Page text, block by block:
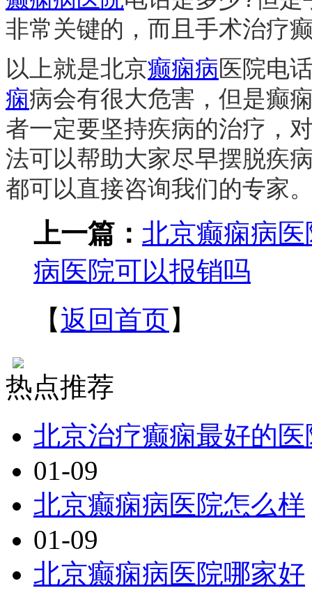
非常关键的，而且手术治疗
以上就是北京癫痫病 医院电
痫病会有很大危害，但是癫
者一定要坚持疾病的治疗，
法可以帮助大家尽早摆脱疾
都可以直接咨询我们的专家
上一篇： 北京癫痫病
病医院可以报销吗
【返回首页】
热点推荐
北京治疗癫痫最好的医
01-09
北京癫痫病医院怎么样
01-09
北京癫痫病医院哪家好